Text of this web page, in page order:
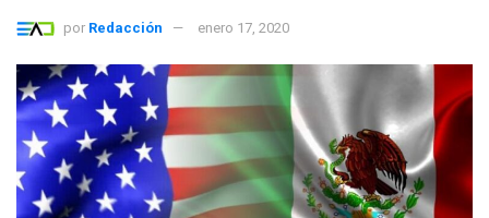
por Redacción enero 17, 2020